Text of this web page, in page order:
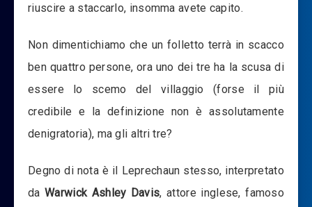
riuscire a staccarlo, insomma avete capito.
Non dimentichiamo che un folletto terrà in scacco
ben quattro persone, ora uno dei tre ha la scusa di
essere lo scemo del villaggio (forse il più
credibile e la definizione non è assolutamente
denigratoria), ma gli altri tre?
Degno di nota è il Leprechaun stesso, interpretato
daWarwick Ashley Davis, attore inglese, famoso